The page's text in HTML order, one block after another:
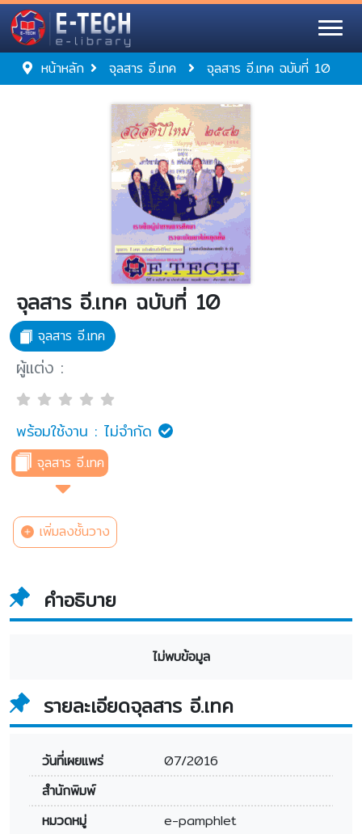
หน้าหลัก จุลสาร อี.เทค จุลสาร อี.เทค ฉบับที่ 10
จุลสาร อี.เทค ฉบับที่ 10
จุลสาร อี.เทค
ผู้แต่ง :
พร้อมใช้งาน : ไม่จำกัด
จุลสาร อี.เทค
เพิ่มลงชั้นวาง
คำอธิบาย
ไม่พบข้อมูล
รายละเอียดจุลสาร อี.เทค
วันที่เผยแพร่
07/2016
สำนักพิมพ์
หมวดหมู่
e-pamphlet